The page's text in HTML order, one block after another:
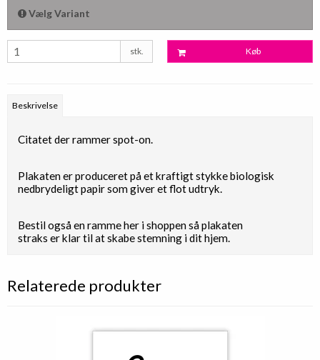
Vælg Variant
stk. Køb
Beskrivelse
Citatet der rammer spot-on.
Plakaten er produceret på et kraftigt stykke biologisk
nedbrydeligt papir som giver et flot udtryk.
Bestil også en ramme her i shoppen så plakaten
straks er klar til at skabe stemning i dit hjem.
Relaterede produkter